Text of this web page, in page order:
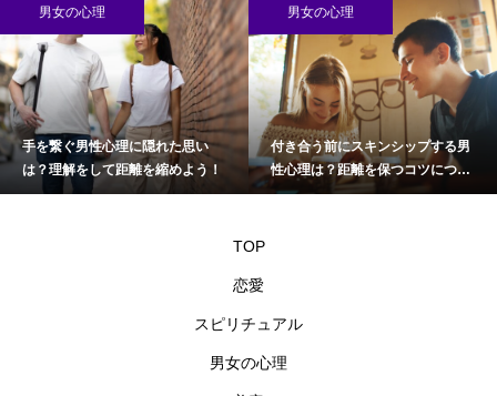
男女の心理
手を繋ぐ男性心理に隠れた思い
は？理解をして距離を縮めよう！
男女の心理
付き合う前にスキンシップする男
性心理は？距離を保つコツについ
て
TOP
恋愛
スピリチュアル
男女の心理